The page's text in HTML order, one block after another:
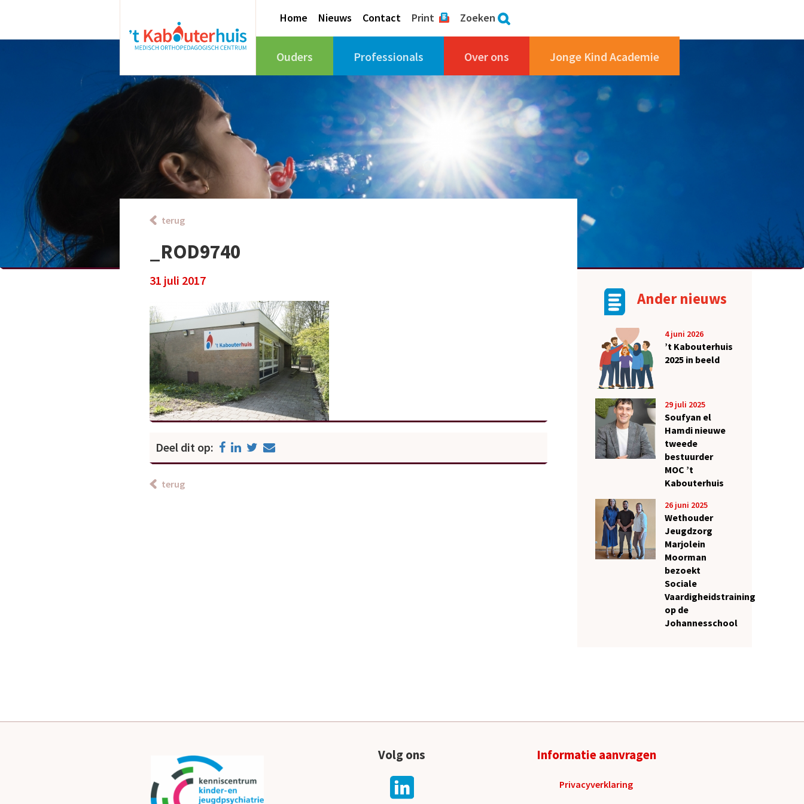
Home Nieuws Contact Print Zoeken
Ouders Professionals Over ons Jonge Kind Academie
terug
_ROD9740
31 juli 2017
Deel dit op:
terug
Ander nieuws
4 juni 2026
’t Kabouterhuis
2025 in beeld
29 juli 2025
Soufyan el
Hamdi nieuwe
tweede
bestuurder
MOC ’t
Kabouterhuis
26 juni 2025
Wethouder
Jeugdzorg
Marjolein
Moorman
bezoekt
Sociale
Vaardigheidstraining
op de
Johannesschool
Volg ons Informatie aanvragen
Privacyverklaring